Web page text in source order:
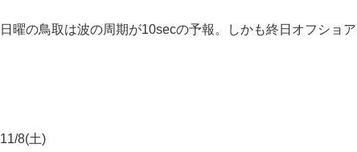
日曜の鳥取は波の周期が10secの予報。しかも終日オフショ
11/8(土)